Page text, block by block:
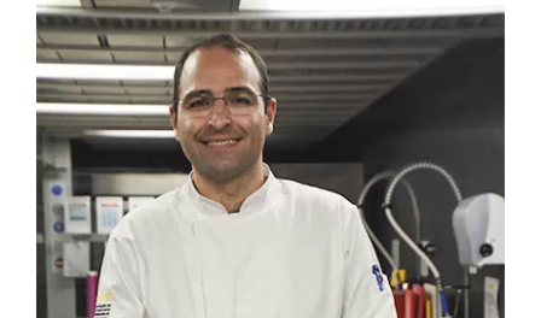
multiple
variants.
The
options
may
be
chosen
on